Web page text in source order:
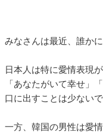
みなさんは最近、誰か
日本人は特に愛情表現
「あなたがいて幸せ」
口に出すことは少ないで
一方、韓国の男性は愛